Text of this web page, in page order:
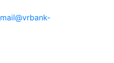
mail@vrbank-